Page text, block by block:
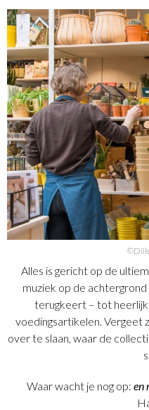
Alles is gericht op de
muziek op de
terugkeert – tot
voedingsartikelen. Vergeet
over te slaan, waar de
Waar wacht je nog op: en